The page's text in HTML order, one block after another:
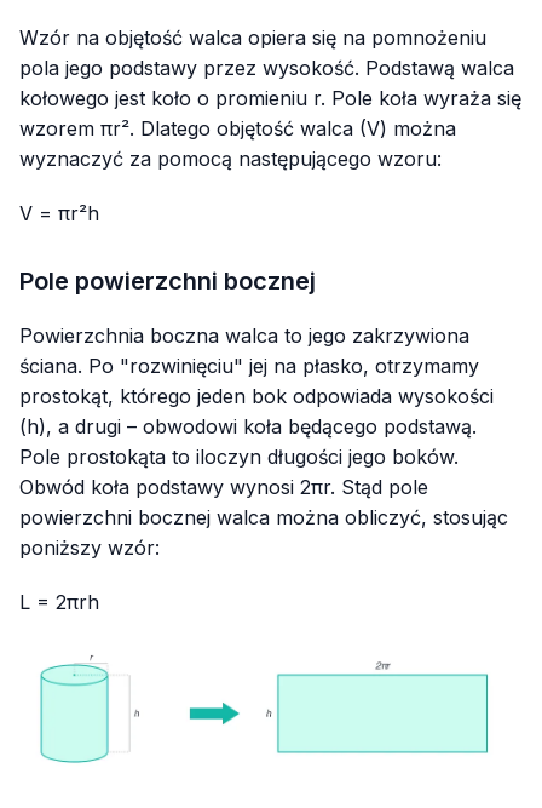
Wzór na objętość walca opiera się na pomnożeniu
pola jego podstawy przez wysokość. Podstawą walca
kołowego jest koło o promieniu r. Pole koła wyraża się
wzorem πr². Dlatego objętość walca (V) można
wyznaczyć za pomocą następującego wzoru:
V = πr²h
Pole powierzchni bocznej
Powierzchnia boczna walca to jego zakrzywiona
ściana. Po "rozwinięciu" jej na płasko, otrzymamy
prostokąt, którego jeden bok odpowiada wysokości
(h), a drugi – obwodowi koła będącego podstawą.
Pole prostokąta to iloczyn długości jego boków.
Obwód koła podstawy wynosi 2πr. Stąd pole
powierzchni bocznej walca można obliczyć, stosując
poniższy wzór:
L = 2πrh